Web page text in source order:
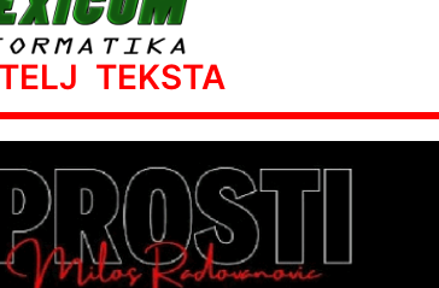
TEKSTA